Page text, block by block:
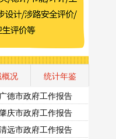
况
统计年鉴
德市政府工作报告
庆市政府工作报告
远市政府工作报告